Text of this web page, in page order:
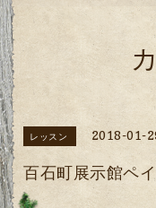
レッスン 2018-01-
百石町展示館ペ